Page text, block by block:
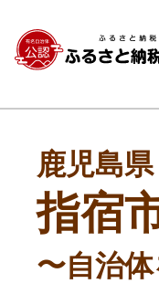
鹿児島県
指宿
〜自治